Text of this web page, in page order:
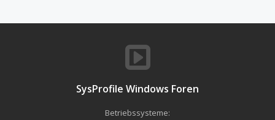
SysProfile Windows Foren
Betriebssysteme: